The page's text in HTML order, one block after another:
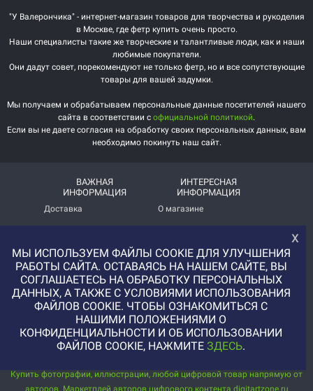
"У Валерончика" - интернет-магазин товаров для творчества и рукоделия
в Москве, где фетр купить очень просто.
Наши специалисты такие же творческие и талантливые люди, как и наши
любимые покупатели.
Они дадут совет, порекомендуют не только фетр, но и все сопутствующие
товары для вашей задумки.
Мы получаем и обрабатываем персональные данные посетителей нашего
сайта в соответствии с официальной политикой.
Если вы не даете согласия на обработку своих персональных данных, вам
необходимо покинуть наш сайт.
ВАЖНАЯ
ИНФОРМАЦИЯ
Доставка
Помощь
Политика
конфиденциальности
ИНТЕРЕСНАЯ
ИНФОРМАЦИЯ
О магазине
Отзывы о магазине
Услуга печати на фетре
и вопросы АП
+7 (977) 329-12-08
info@uvaleronchika.ru
Купить фотографии, иллюстрации, любой цифровой товар напрямую от
авторов. Маркетплей авторов цифрового контента digitartzone.ru
х
МЫ ИСПОЛЬЗУЕМ ФАЙЛЫ COOKIE ДЛЯ УЛУЧШЕНИЯ
РАБОТЫ САЙТА. ОСТАВАЯСЬ НА НАШЕМ САЙТЕ, ВЫ
СОГЛАШАЕТЕСЬ НА ОБРАБОТКУ ПЕРСОНАЛЬНЫХ
ДАННЫХ, А ТАКЖЕ С УСЛОВИЯМИ ИСПОЛЬЗОВАНИЯ
ФАЙЛОВ COOKIE. ЧТОБЫ ОЗНАКОМИТЬСЯ С
НАШИМИ ПОЛОЖЕНИЯМИ О
КОНФИДЕНЦИАЛЬНОСТИ И ОБ ИСПОЛЬЗОВАНИИ
ФАЙЛОВ COOKIE, НАЖМИТЕЗДЕСЬ.